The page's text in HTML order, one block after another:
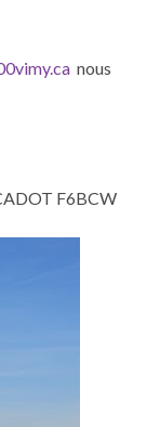
nous
F6BCW